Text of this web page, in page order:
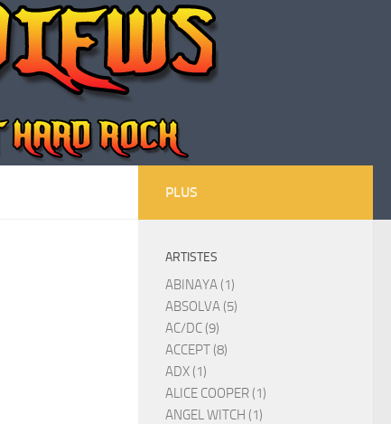
PLUS
ARTISTES
ABINAYA (1)
ABSOLVA (5)
AC/DC (9)
ACCEPT (8)
ADX (1)
ALICE COOPER (1)
ANGEL WITCH (1)